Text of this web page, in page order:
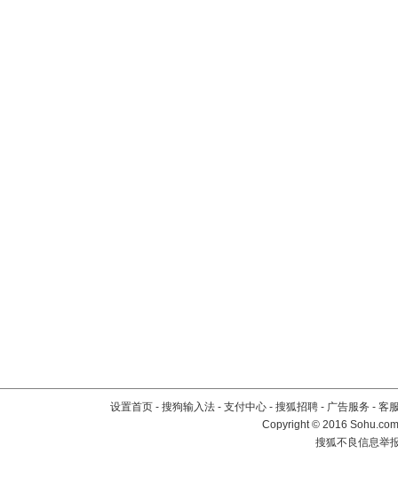
设置首页 - 搜狗输入法 - 支付中心 - 搜狐招聘 - 广告服务 - 客
Copyright©2016
搜狐不良信息举